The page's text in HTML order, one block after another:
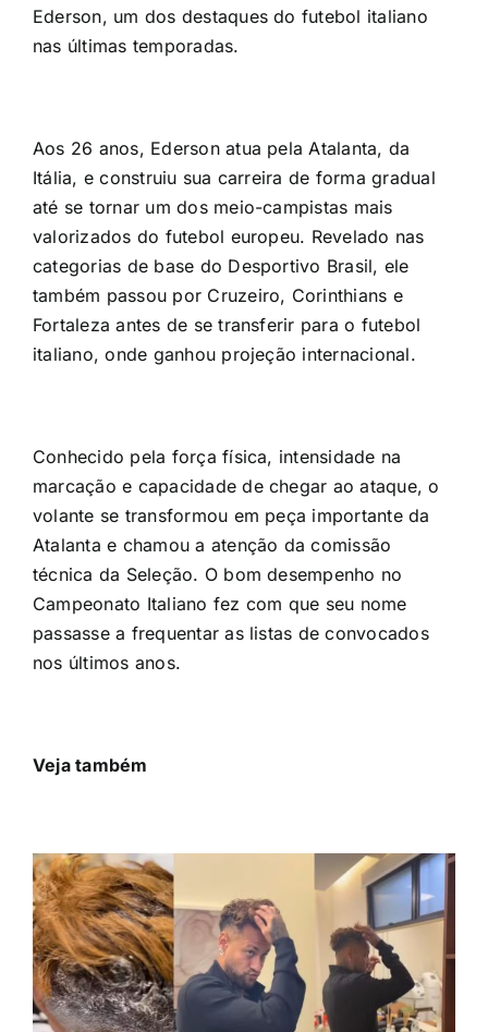
Ederson, um dos destaques do futebol italiano
nas últimas temporadas.
Aos 26 anos, Ederson atua pela Atalanta, da
Itália, e construiu sua carreira de forma gradual
até se tornar um dos meio-campistas mais
valorizados do futebol europeu. Revelado nas
categorias de base do Desportivo Brasil, ele
também passou por Cruzeiro, Corinthians e
Fortaleza antes de se transferir para o futebol
italiano, onde ganhou projeção internacional.
Conhecido pela força física, intensidade na
marcação e capacidade de chegar ao ataque, o
volante se transformou em peça importante da
Atalanta e chamou a atenção da comissão
técnica da Seleção. O bom desempenho no
Campeonato Italiano fez com que seu nome
passasse a frequentar as listas de convocados
nos últimos anos.
Veja também